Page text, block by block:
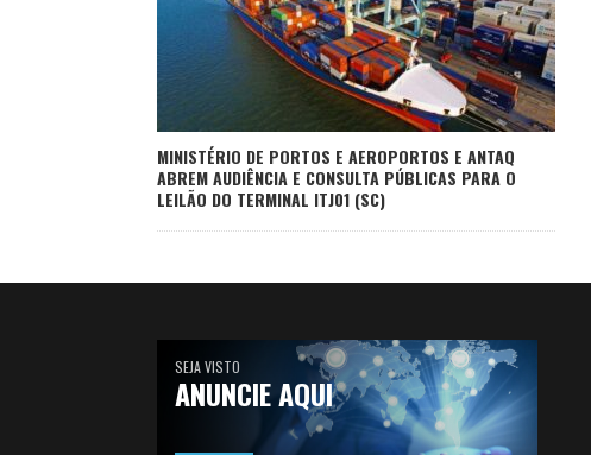
MINISTÉRIO DE PORTOS E AEROPORTOS E ANTAQ
ABREM AUDIÊNCIA E CONSULTA PÚBLICAS PARA O
LEILÃO DO TERMINAL ITJ01 (SC)
SEJA VISTO
ANUNCIE AQUI